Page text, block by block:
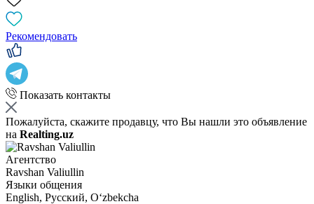
Рекомендовать
Показать контакты
Пожалуйста, скажите продавцу, что Вы нашли это объявление
на Realting.uz
Агентство
Ravshan Valiullin
Языки общения
English, Русский, Oʻzbekcha